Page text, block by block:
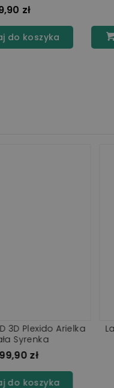
zł
do koszyka
LED 3D Plexido
Dzwoneczek Wróżka
99,90 zł
Dodaj do koszyka